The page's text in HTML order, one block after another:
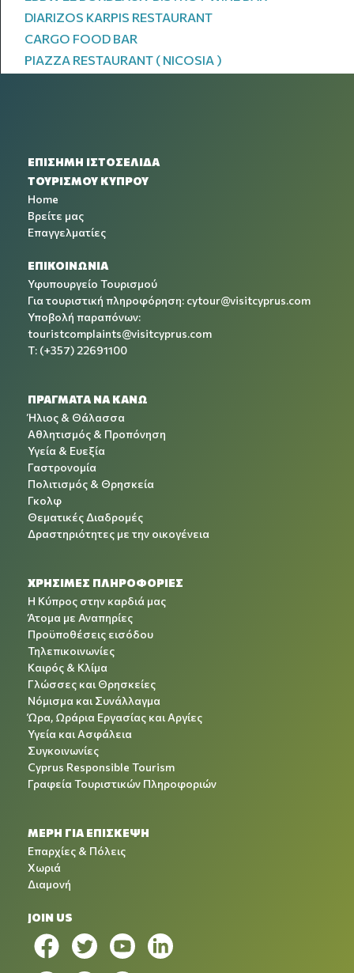
DIARIZOS KARPIS RESTAURANT
CARGO FOOD BAR
PIAZZA RESTAURANT ( NICOSIA )
ΕΠΙΣΗΜΗ ΙΣΤΟΣΕΛΙΔΑ
ΤΟΥΡΙΣΜΟΥ ΚΥΠΡΟΥ
Home
Βρείτε μας
Επαγγελματίες
ΕΠΙΚΟΙΝΩΝΙΑ
Υφυπουργείο Τουρισμού
Για τουριστική πληροφόρηση: cytour@visitcyprus.com
Υποβολή παραπόνων:
touristcomplaints@visitcyprus.com
T: (+357) 22691100
ΠΡΑΓΜΑΤΑ ΝΑ ΚΑΝΩ
Ήλιος & Θάλασσα
Αθλητισμός & Προπόνηση
Υγεία & Ευεξία
Γαστρονομία
Πολιτισμός & Θρησκεία
Γκολφ
Θεματικές Διαδρομές
Δραστηριότητες με την οικογένεια
ΧΡΉΣΙΜΕΣ ΠΛΗΡΟΦΟΡΊΕΣ
Η Κύπρος στην καρδιά μας
Άτομα με Αναπηρίες
Προϋποθέσεις εισόδου
Τηλεπικοινωνίες
Καιρός & Κλίμα
Γλώσσες και Θρησκείες
Νόμισμα και Συνάλλαγμα
Ώρα, Ωράρια Εργασίας και Αργίες
Υγεία και Ασφάλεια
Συγκοινωνίες
Cyprus Responsible Tourism
Γραφεία Τουριστικών Πληροφοριών
ΜΕΡΗ ΓΙΑ ΕΠΙΣΚΕΨΗ
Επαρχίες & Πόλεις
Χωριά
Διαμονή
JOIN US